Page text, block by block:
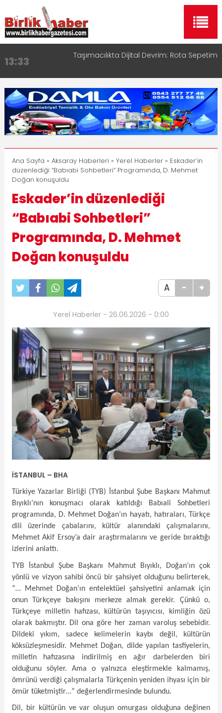
13:33 Taşımacılıkta Dijital Devrim: Rota Sepetim
17:15
Aksaray OSB Bölge Müdürü Makam Koltuğunu
Çocuklara Bıraktı
16:00
Aksaray Esnaf Rehberi ile Google ve Yapay Zeka
Aramalarında Öne Çıkın
8:23 Aksaray Esnaf Rehberi Hizmete Girdi
11:30
Birlikhaber.com Yayın Hayatına Başladı | Hızlı ve
Akıllı Haber Platformu
Ana Sayfa » Aksaray Haberleri » Yerel Haberler» Eskader’in
düzenlediği “Babıabi Sohbetleri” Programında, D. Mehmet
Doğan konuşuldu
Eskader’in düzenlediği
“Babıabi Sohbetleri”
Programında, D. Mehmet
Doğan konuşuldu
A - +
Yerel Haberler - 26.06.2026 - 0:00
İSTANBUL – BHA
Türkiye Yazarlar Birliği (TYB) İstanbul Şube Başkanı Mahmut
Bıyıklı’nın konuşmacı olarak katıldığı Babıali Sohbetleri
programında, D. Mehmet Doğan’ın hayatı, hatıraları, Türkçe
dili üzerinde çabalarını, kültür alanındaki çalışmalarını,
Mehmet Akif Ersoy’a dair araştırmalarını ve geride bıraktığı
izlerini anlattı.
TYB İstanbul Şube Başkanı Mahmut Bıyıklı, Doğan’ın çok
yönlü ve vizyon sahibi öncü bir şahsiyet olduğunu belirterek,
“… Mehmet Doğan’ın entelektüel şahsiyetini anlamak için
onun Türkçeye bakışını merkeze almak gerekir. Çünkü o,
Türkçeye milletin hafızası, kültürün taşıyıcısı, kimliğin özü
olarak bakmıştır. Dil ona göre her zaman varoluş sebebidir.
Dildeki yıkım, sadece kelimelerin kaybı değil, kültürün
köksüzleşmesidir. Mehmet Doğan, dilde yapılan tasfiyelerin,
milletin hafızasına indirilmiş en ağır darbelerden biri
olduğunu söyler. Ama o yalnızca eleştirmekle kalmamış,
ömrünü verdiği çalışmalarla Türkçenin yeniden ihyası için bir
ömür tüketmiştir…” değerlendirmesinde bulundu.
Dil, bir kültürün ve var oluşun omurgası olduğuna değinen